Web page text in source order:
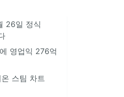
26일 정식
영업익 276억
스팀 차트